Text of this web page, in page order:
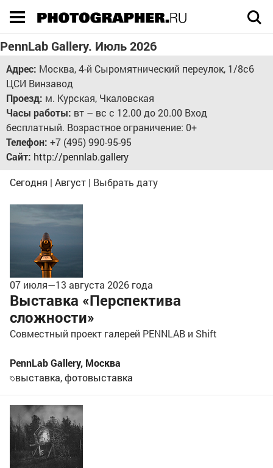
PennLab Gallery. Июль 2026
Адрес: Москва, 4-й Сыромятнический переулок, 1/8с6
ЦСИ Винзавод
Проезд: м. Курская, Чкаловская
Часы работы: вт – вс с 12.00 до 20.00 Вход
бесплатный. Возрастное ограничение: 0+
Телефон: +7 (495) 990-95-95
Сайт: http://pennlab.gallery
Сегодня | Август | Выбрать дату
07 июля—13 августа 2026 года
Выставка «Перспектива
сложности»
Совместный проект галерей PENNLAB и Shift
PennLab Gallery, Москва
выставка,фотовыставка